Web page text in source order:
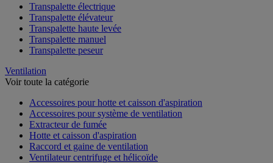
Transpalette électrique
Transpalette élévateur
Transpalette haute levée
Transpalette manuel
Transpalette peseur
Ventilation
Voir toute la catégorie
Accessoires pour hotte et caisson d'aspiration
Accessoires pour système de ventilation
Extracteur de fumée
Hotte et caisson d'aspiration
Raccord et gaine de ventilation
Ventilateur centrifuge et hélicoïde